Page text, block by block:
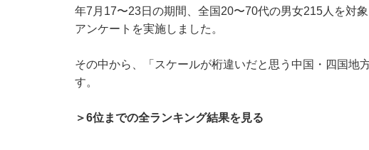
年7月17〜23日の期間、全国20〜70代の男女215人を対
アンケートを実施しました。
その中から、「スケールが桁違いだと思う中国・四国地
す。
＞6位までの全ランキング結果を見る